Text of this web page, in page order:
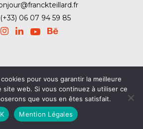
06 07 94 59 85
Franck Teillard 2026
pour vous garantir la meilleure
site web. Si vous continuez à utiliser ce
que vous en êtes satisfait.
Mention Légales